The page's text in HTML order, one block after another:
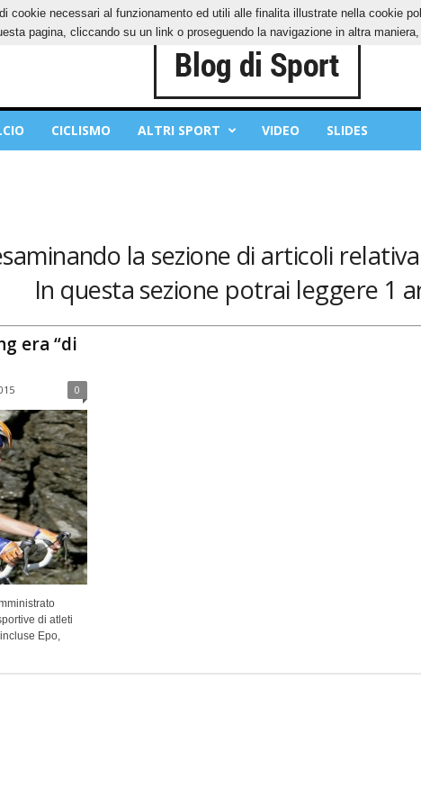
COOKIES PRIVACY POLICY
CICLISMO ALTRI SPORT VIDEO SLIDES
la sezione di articoli
In questa sezione potrai leggere 1
era “di
0
di atleti
Epo,
necessari al funzionamento ed utili alle finalita illustrate nella cookie
pagina, cliccando su un link o proseguendo la navigazione in altra